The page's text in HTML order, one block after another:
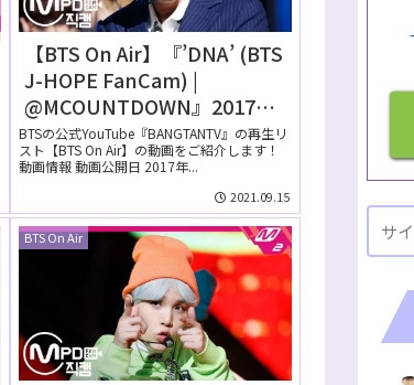
【BTS On Air】『’DNA’ (BTS
J-HOPE FanCam) |
@MCOUNTDOWN』2017年9
月28日YouTubeに公開され
た【動画】
BTSの公式YouTube『BANGTANTV』の再生リ
スト【BTS On Air】の動画をご紹介します！
動画情報 動画公開日 2017年...
2021.09.15
BTS On Air